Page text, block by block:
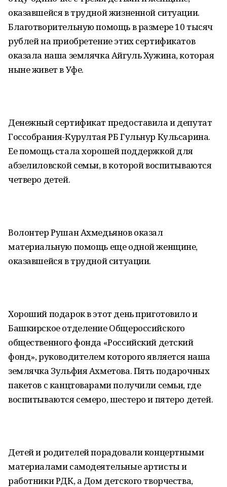
оказавшейся в трудной жизненной ситуации.
Благотворительную помощь в размере 10 тысяч
рублей на приобретение этих сертификатов
оказала наша землячка Айгуль Хужина, которая
ныне живет в Уфе.
Денежный сертификат предоставила и депутат
Госсобрания-Курултая РБ Гульнур Кульсарина.
Ее помощь стала хорошей поддержкой для
абзелиловской семьи, в которой воспитываются
четверо детей.
Волонтер Рушан Ахмедьянов оказал
материальную помощь еще одной женщине,
оказавшейся в трудной ситуации.
Хороший подарок в этот день приготовило и
Башкирское отделение Общероссийского
общественного фонда «Российский детский
фонд», руководителем которого является наша
землячка Зульфия Ахметова. Пять подарочных
пакетов с канцтоварами получили семьи, где
воспитываются семеро, шестеро и пятеро детей.
Детей и родителей порадовали концертными
материалами самодеятельные артисты и
работники РДК, а Дом детского творчества,